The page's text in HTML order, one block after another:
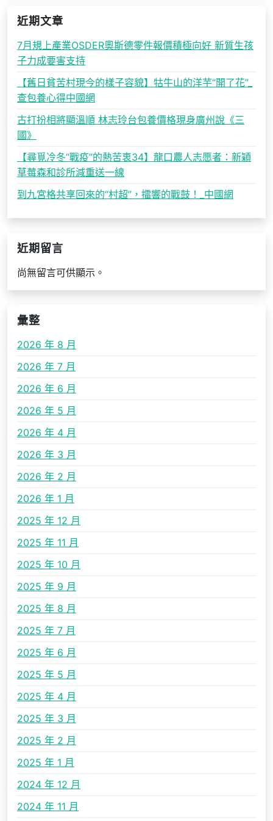
近期文章
7月規上產業OSDER奧斯德零件報價積極向好 新質生孩
子力成要害支持
【舊日貧苦村現今的樣子容貌】牯牛山的洋芋“開了花”_
查包養心得中國網
古打扮相將顯溫順 林志玲台包養價格現身廣州說《三
國》
【尋覓冷冬“戰疫”的熱苦衷34】龍口農人志愿者：新穎
草莓森和診所減重送一線
到九宮格共享回來的“村超”，擂響的戰鼓！_中國網
近期留言
尚無留言可供顯示。
彙整
2026 年 8 月
2026 年 7 月
2026 年 6 月
2026 年 5 月
2026 年 4 月
2026 年 3 月
2026 年 2 月
2026 年 1 月
2025 年 12 月
2025 年 11 月
2025 年 10 月
2025 年 9 月
2025 年 8 月
2025 年 7 月
2025 年 6 月
2025 年 5 月
2025 年 4 月
2025 年 3 月
2025 年 2 月
2025 年 1 月
2024 年 12 月
2024 年 11 月